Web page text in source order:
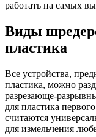
работать на самых
Виды
пластика
Все устройства,
пластика, можно
разрезающе-
для пластика
считаются
для измельчения